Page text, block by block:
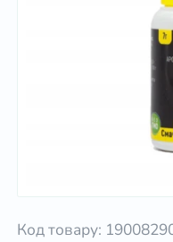
Код товару: